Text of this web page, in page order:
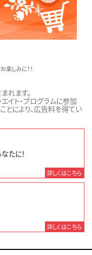
楽しみに！！
れます。
イト・プログラムに参加
とにより、広告料を得てい
たに！
詳しくはこちら
詳しくはこちら